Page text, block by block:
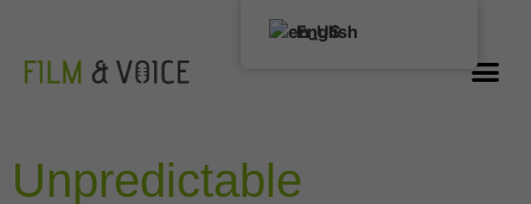
Unpredictable
English